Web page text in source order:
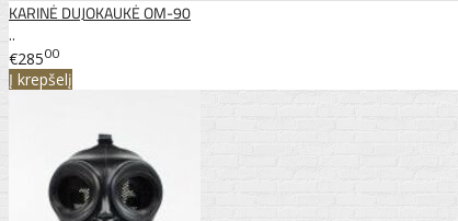
KARINĖ DUJOKAUKĖ OM-90
..
€28500
Į krepšelį